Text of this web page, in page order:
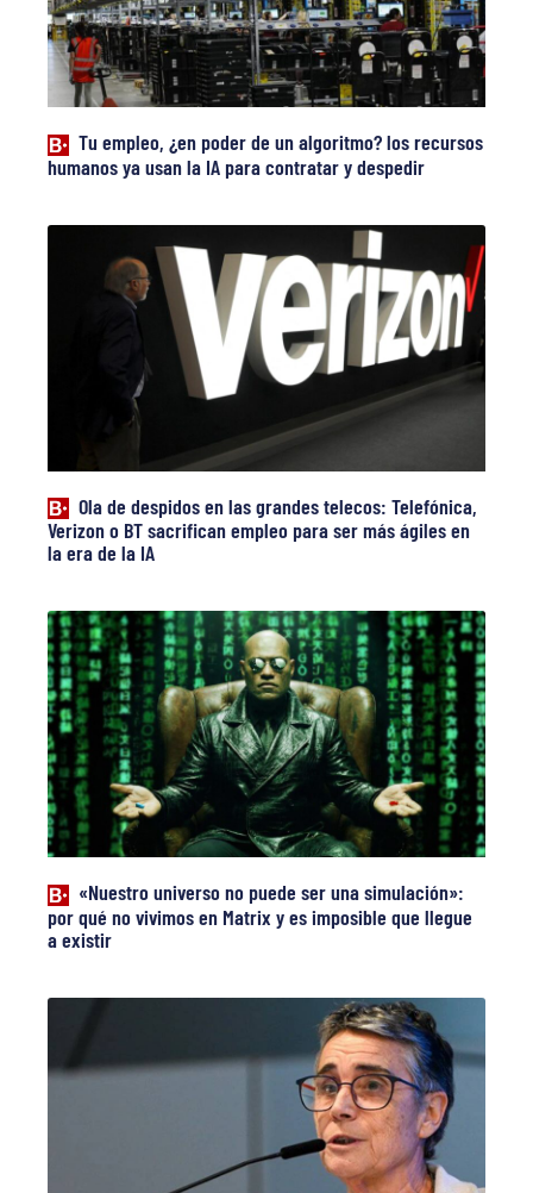
Tu empleo, ¿en poder de un algoritmo? los recursos
humanos ya usan la IA para contratar y despedir
Ola de despidos en las grandes telecos: Telefónica,
Verizon o BT sacrifican empleo para ser más ágiles en
la era de la IA
«Nuestro universo no puede ser una simulación»:
por qué no vivimos en Matrix y es imposible que llegue
a existir